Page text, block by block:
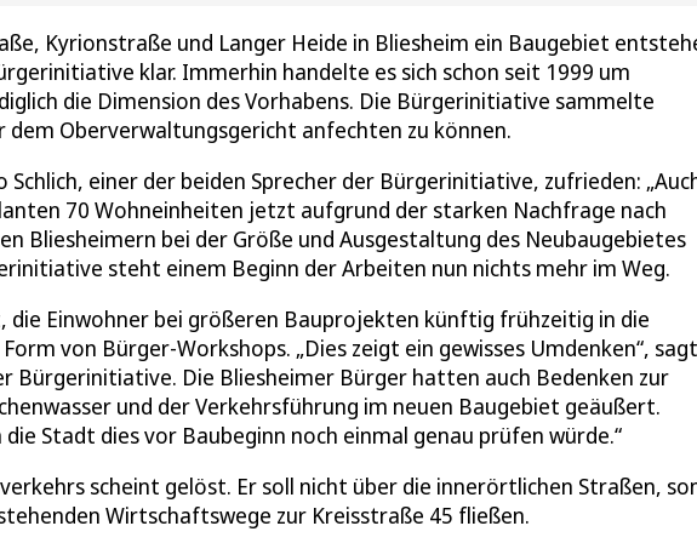
Kyrionstraße und Langer Heide in Bliesheim ein Baugebiet
klar. Immerhin handelte es sich schon seit 1999 um
die Dimension des Vorhabens. Die Bürgerinitiative sammelte
dem Oberverwaltungsgericht anfechten zu können.
einer der beiden Sprecher der Bürgerinitiative, zufrieden:
70 Wohneinheiten jetzt aufgrund der starken Nachfrage nach
Bliesheimern bei der Größe und Ausgestaltung des Neubaugebietes
steht einem Beginn der Arbeiten nun nichts mehr im Weg.
die Einwohner bei größeren Bauprojekten künftig frühzeitig in die
von Bürger-Workshops. „Dies zeigt ein gewisses Umdenken“, sagt
Bürgerinitiative. Die Bliesheimer Bürger hatten auch Bedenken zur
und der Verkehrsführung im neuen Baugebiet geäußert.
Stadt dies vor Baubeginn noch einmal genau prüfen würde.“
scheint gelöst. Er soll nicht über die innerörtlichen Straßen,
Wirtschaftswege zur Kreisstraße 45 fließen.